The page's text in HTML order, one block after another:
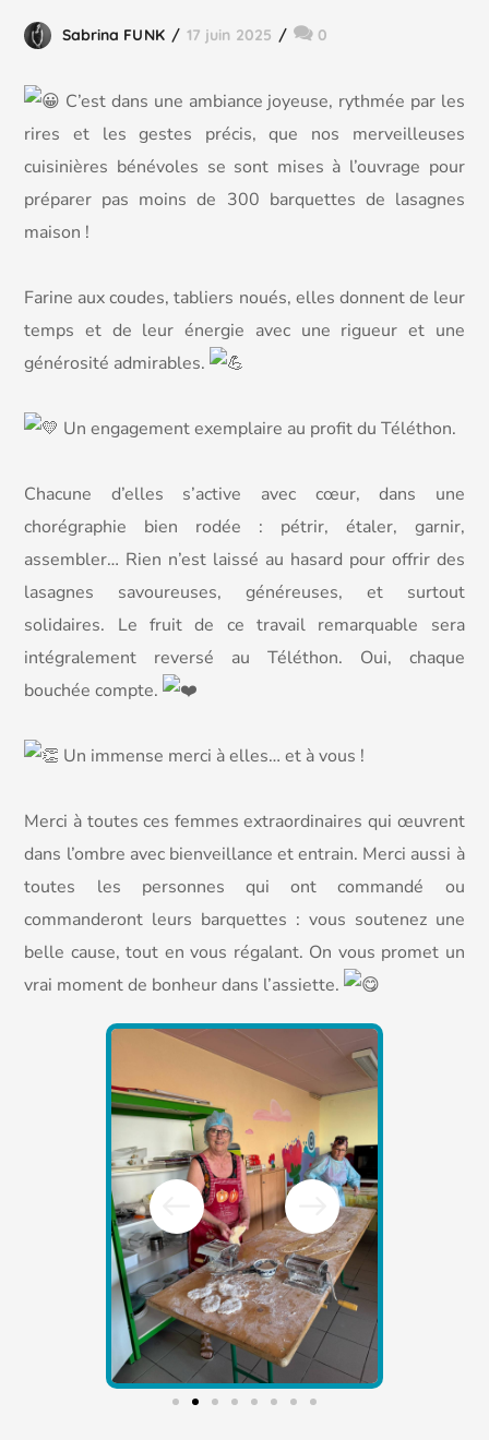
Sabrina FUNK 17 juin 2025 0
C’est dans une ambiance joyeuse, rythmée par les
rires et les gestes précis, que nos merveilleuses
cuisinières bénévoles se sont mises à l’ouvrage pour
préparer pas moins de 300 barquettes de lasagnes
maison !
Farine aux coudes, tabliers noués, elles donnent de leur
temps et de leur énergie avec une rigueur et une
générosité admirables.
Un engagement exemplaire au profit du Téléthon.
Chacune d’elles s’active avec cœur, dans une
chorégraphie bien rodée : pétrir, étaler, garnir,
assembler… Rien n’est laissé au hasard pour offrir des
lasagnes savoureuses, généreuses, et surtout
solidaires. Le fruit de ce travail remarquable sera
intégralement reversé au Téléthon. Oui, chaque
bouchée compte.
Un immense merci à elles… et à vous !
Merci à toutes ces femmes extraordinaires qui œuvrent
dans l’ombre avec bienveillance et entrain. Merci aussi à
toutes les personnes qui ont commandé ou
commanderont leurs barquettes : vous soutenez une
belle cause, tout en vous régalant. On vous promet un
vrai moment de bonheur dans l’assiette.